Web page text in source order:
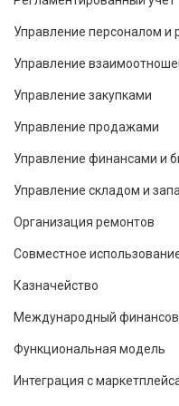
Управление персоналом и
Управление
Управление закупками
Управление продажами
Управление финансами и
Управление складом и
Организация ремонтов
Совместное
Казначейство
Международный
Функциональная модель
Интеграция с